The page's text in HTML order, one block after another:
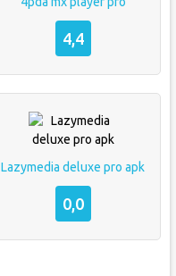
4,4
Lazymedia deluxe pro apk
0,0